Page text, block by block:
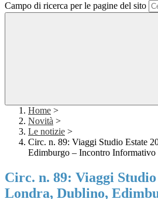
Campo di ricerca per le pagine del sito
Home >
Novità >
Le notizie >
Circ. n. 89: Viaggi Studio Estate
Edimburgo – Incontro Informativo
Circ. n. 89: Viaggi Studio
Londra, Dublino,